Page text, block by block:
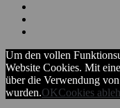
Um den vollen
Website Cookies. Mit
über die Verwendung
wurden.OKCookies